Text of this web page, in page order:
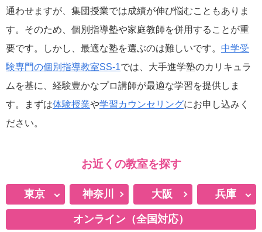
通わせますが、集団授業では成績が伸び悩むこともありま
す。そのため、個別指導塾や家庭教師を併用することが重
要です。しかし、最適な塾を選ぶのは難しいです。 中学受
験専門の個別指導教室SS-1では、大手進学塾のカリキュラ
ムを基に、経験豊かなプロ講師が最適な学習を提供しま
す。まずは体験授業や学習カウンセリングにお申し込みく
ださい。
お近くの教室を探す
東京 神奈川 大阪 兵庫
オンライン（全国対応）